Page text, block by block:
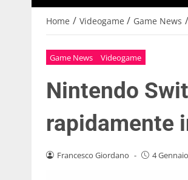
Home / Videogame / Game News /
Game News Videogame
Nintendo
rapidamente
Francesco Giordano - 4